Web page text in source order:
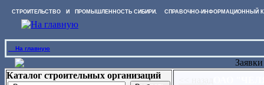
СТРОИТЕЛЬСТВО И ПРОМЫШЛЕННОСТЬ СИБИРИ. СПРАВОЧНО-ИНФОРМАЦИОННЫЙ
На главную
Каталог строительных организаций